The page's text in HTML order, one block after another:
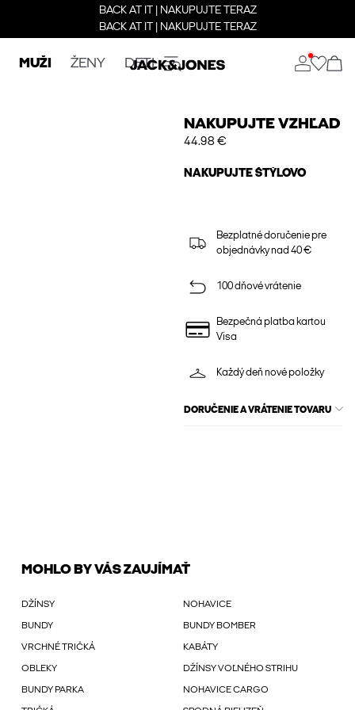
BACK AT IT | NAKUPUJTE TERAZ
BACK AT IT | NAKUPUJTE TERAZ
MUŽI ŽENY DETI
NAKUPUJTE VZHĽAD
44.98 €
NAKUPUJTE ŠTÝLOVO
Bezplatné doručenie pre
objednávky nad 40 €
100 dňové vrátenie
Bezpečná platba kartou
Visa
Každý deň nové položky
DORUČENIE A VRÁTENIE TOVARU
MOHLO BY VÁS ZAUJÍMAŤ
DŽÍNSY NOHAVICE
BUNDY BUNDY BOMBER
VRCHNÉ TRIČKÁ KABÁTY
OBLEKY DŽÍNSY VOĽNÉHO STRIHU
BUNDY PARKA NOHAVICE CARGO